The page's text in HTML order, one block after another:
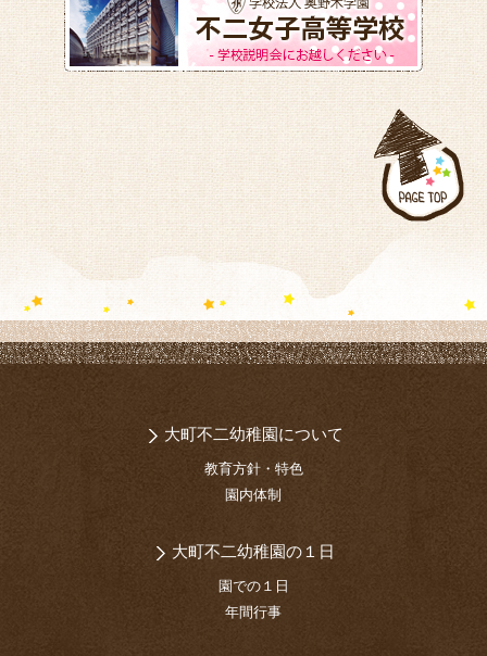
大町不二幼稚園について
教育方針・特色
園内体制
大町不二幼稚園の１日
園での１日
年間行事